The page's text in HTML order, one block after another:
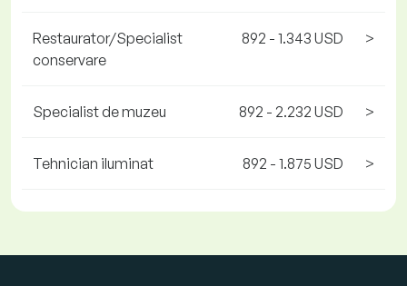
Restaurator/Specialist
conservare
892 - 1.343 USD >
Specialist de muzeu 892 - 2.232 USD >
Tehnician iluminat 892 - 1.875 USD >